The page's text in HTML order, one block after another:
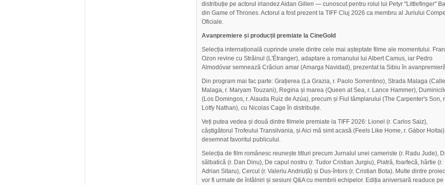
distribuție pe actorul irlandez Aidan Gillen — cunoscut pentru rolul lui Petyr "Littlefinger"
din Game of Thrones. Actorul a fost prezent la TIFF Cluj 2026 ca membru al Juriului
Oficiale.
Avanpremiere și producții premiate la CineGold
Selecția internațională cuprinde unele dintre cele mai așteptate filme ale momentului.
Ozon revine cu Străinul (L'Étranger), adaptare a romanului lui Albert Camus, iar Pedro
Almodóvar semnează Crăciun amar (Amarga Navidad), prezentat la Sibiu în
Din program mai fac parte: Grațierea (La Grazia, r. Paolo Sorrentino), Strada Malaga (Calle
Malaga, r. Maryam Touzani), Regina și marea (Queen at Sea, r. Lance Hammer),
(Los Domingos, r. Alauda Ruiz de Azúa), precum și Fiul tâmplarului (The Carpenter's Son,
Lotfy Nathan), cu Nicolas Cage în distribuție.
Veți putea vedea și două dintre filmele premiate la TIFF 2026: Lionel (r. Carlos Saiz),
câștigătorul Trofeului Transilvania, și Aici mă simt acasă (Feels Like Home, r. Gábor
desemnat favoritul publicului.
Selecția de film românesc reunește titluri precum Jurnalul unei cameriste (r. Radu Jude),
sălbatică (r. Dan Dinu), De capul nostru (r. Tudor Cristian Jurgiu), Piatră, foarfecă, hârtie (r.
Adrian Sitaru), Cercul (r. Valeriu Andriuță) și Dus-întors (r. Cristian Bota). Multe dintre
vor fi urmate de întâlniri și sesiuni Q&A cu membrii echipelor. Ediția aniversară readuce pe